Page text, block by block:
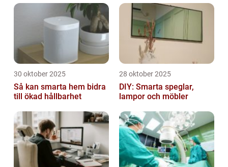
30 oktober 2025
Så kan smarta hem bidra
till ökad hållbarhet
28 oktober 2025
DIY: Smarta speglar,
lampor och möbler